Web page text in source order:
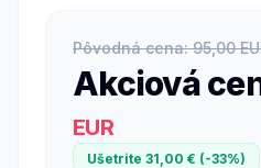
Pôvodná cena: 95,00
Akciová
EUR
Ušetrite 31,00 € (-33%)